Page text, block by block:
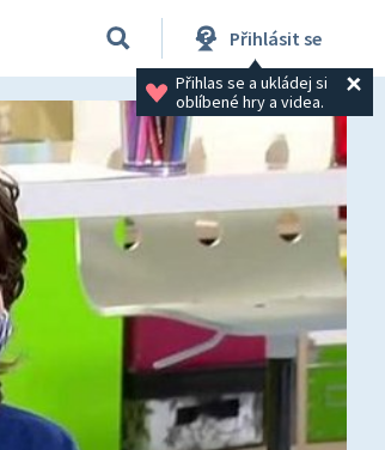
Přihlásit se
Přihlas se a ukládej si
oblíbené hry a videa.